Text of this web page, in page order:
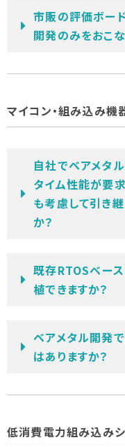
市販の評価ボー
開発のみをおこな
マイコン・組み込み機
自社でベアメタ
タイム性能が要
も考慮して引き
か？
既存RTOSベー
植できますか？
ベアメタル開発
はありますか？
低消費電力組み込み